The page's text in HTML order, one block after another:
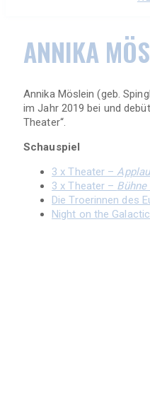
ANNIKA
Annika Möslein (geb.
im Jahr 2019 bei und
Theater“.
Schauspiel
3 x Theater –
3 x Theater –
Die Troerinnen des
Night on the